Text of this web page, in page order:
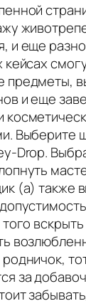
и еще
кейсах
предметы,
и еще
Выберите
Drop.
(а) также
за